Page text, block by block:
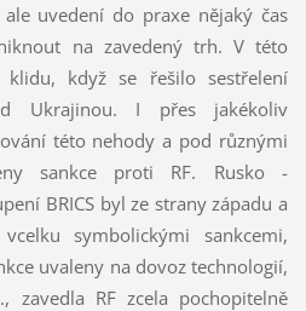
uvedení do praxe nějaký čas
na zavedený trh. V této
když se řešilo sestřelení
Ukrajinou. I přes jakékoliv
této nehody a pod různými
sankce proti RF. Rusko -
BRICS byl ze strany západu a
symbolickými sankcemi,
uvaleny na dovoz technologií,
zavedla RF zcela pochopitelně